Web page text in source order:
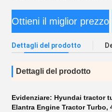
Ottieni il miglior prezzo
Dettagli del prodotto
Dettagli del prodotto
Evidenziare: Hyundai tractor
Elantra Engine Tractor Turbo,